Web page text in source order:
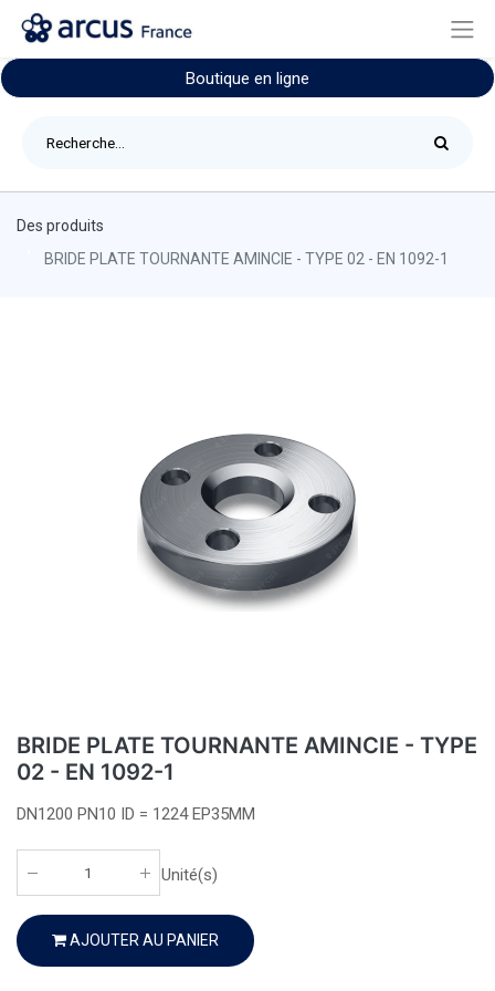
Boutique en ligne
Des produits
BRIDE PLATE TOURNANTE AMINCIE - TYPE 02 - EN 1092-1
BRIDE PLATE TOURNANTE AMINCIE - TYPE
02 - EN 1092-1
DN1200 PN10 ID = 1224 EP35MM
Unité(s)
AJOUTER AU PANIER